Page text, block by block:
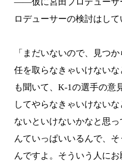
ロデューサーの検討はして
「まだいないので、見つ
任を取らなきゃいけない
も聞いて、K-1の選手の意
してやらなきゃいけない
ないといけないかなと思
んていっぱいいるんで、
んですよ。そういう人に